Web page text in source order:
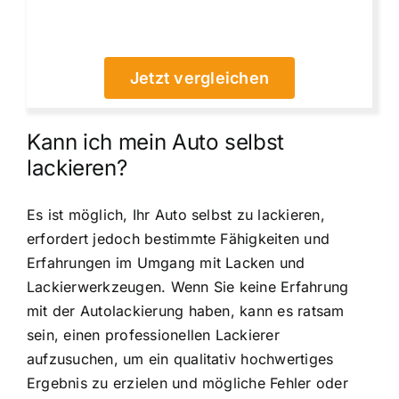
Jetzt vergleichen
Kann ich mein Auto selbst
lackieren?
Es ist möglich, Ihr Auto selbst zu lackieren,
erfordert jedoch bestimmte Fähigkeiten und
Erfahrungen im Umgang mit Lacken und
Lackierwerkzeugen. Wenn Sie keine Erfahrung
mit der Autolackierung haben, kann es ratsam
sein, einen professionellen Lackierer
aufzusuchen, um ein qualitativ hochwertiges
Ergebnis zu erzielen und mögliche Fehler oder